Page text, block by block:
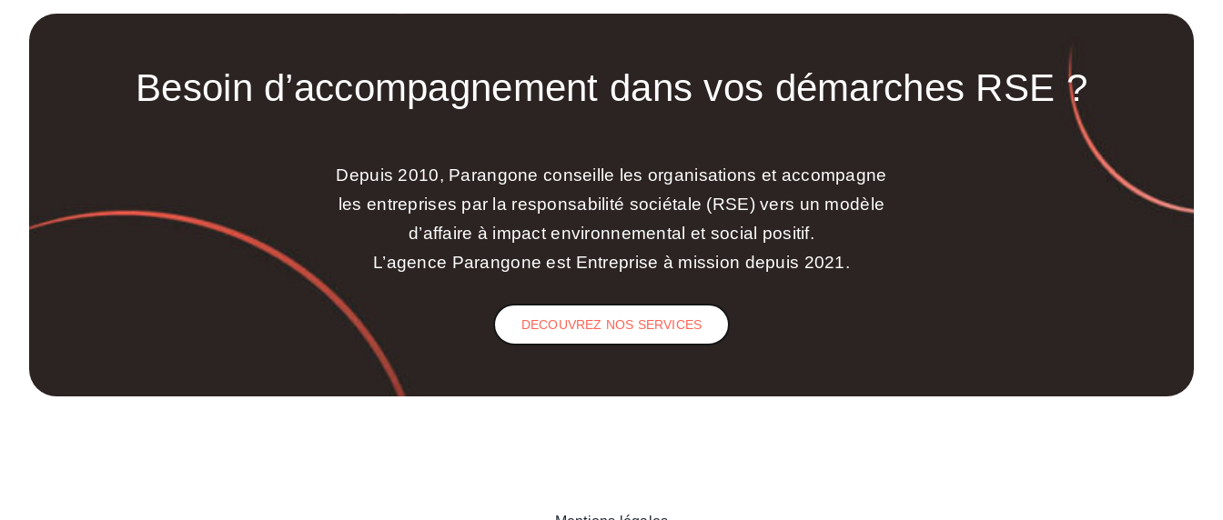
Besoin d’accompagnement dans vos démarches RSE ?
Depuis 2010, Parangone conseille les organisations et accompagne
les entreprises par la responsabilité sociétale (RSE) vers un modèle
d’affaire à impact environnemental et social positif.
L’agence Parangone est Entreprise à mission depuis 2021.
DECOUVREZ NOS SERVICES